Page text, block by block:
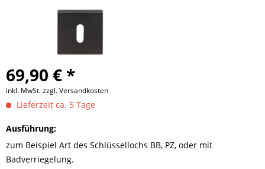
69,90 € *
inkl. MwSt.zzgl. Versandkosten
Lieferzeit ca. 5 Tage
Ausführung:
zum Beispiel Art des Schlüssellochs BB, PZ, oder mit
Badverriegelung.